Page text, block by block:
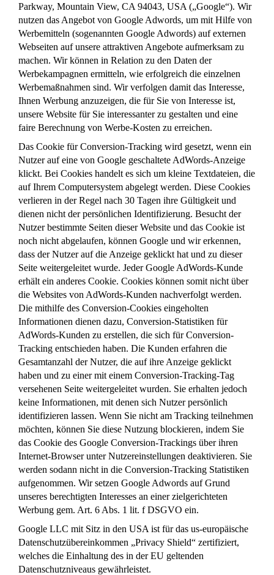
Parkway, Mountain View, CA 94043, USA („Google“). Wir
nutzen das Angebot von Google Adwords, um mit Hilfe von
Werbemitteln (sogenannten Google Adwords) auf externen
Webseiten auf unsere attraktiven Angebote aufmerksam zu
machen. Wir können in Relation zu den Daten der
Werbekampagnen ermitteln, wie erfolgreich die einzelnen
Werbemaßnahmen sind. Wir verfolgen damit das Interesse,
Ihnen Werbung anzuzeigen, die für Sie von Interesse ist,
unsere Website für Sie interessanter zu gestalten und eine
faire Berechnung von Werbe-Kosten zu erreichen.
Das Cookie für Conversion-Tracking wird gesetzt, wenn ein
Nutzer auf eine von Google geschaltete AdWords-Anzeige
klickt. Bei Cookies handelt es sich um kleine Textdateien, die
auf Ihrem Computersystem abgelegt werden. Diese Cookies
verlieren in der Regel nach 30 Tagen ihre Gültigkeit und
dienen nicht der persönlichen Identifizierung. Besucht der
Nutzer bestimmte Seiten dieser Website und das Cookie ist
noch nicht abgelaufen, können Google und wir erkennen,
dass der Nutzer auf die Anzeige geklickt hat und zu dieser
Seite weitergeleitet wurde. Jeder Google AdWords-Kunde
erhält ein anderes Cookie. Cookies können somit nicht über
die Websites von AdWords-Kunden nachverfolgt werden.
Die mithilfe des Conversion-Cookies eingeholten
Informationen dienen dazu, Conversion-Statistiken für
AdWords-Kunden zu erstellen, die sich für Conversion-
Tracking entschieden haben. Die Kunden erfahren die
Gesamtanzahl der Nutzer, die auf ihre Anzeige geklickt
haben und zu einer mit einem Conversion-Tracking-Tag
versehenen Seite weitergeleitet wurden. Sie erhalten jedoch
keine Informationen, mit denen sich Nutzer persönlich
identifizieren lassen. Wenn Sie nicht am Tracking teilnehmen
möchten, können Sie diese Nutzung blockieren, indem Sie
das Cookie des Google Conversion-Trackings über ihren
Internet-Browser unter Nutzereinstellungen deaktivieren. Sie
werden sodann nicht in die Conversion-Tracking Statistiken
aufgenommen. Wir setzen Google Adwords auf Grund
unseres berechtigten Interesses an einer zielgerichteten
Werbung gem. Art. 6 Abs. 1 lit. f DSGVO ein.
Google LLC mit Sitz in den USA ist für das us-europäische
Datenschutzübereinkommen „Privacy Shield“ zertifiziert,
welches die Einhaltung des in der EU geltenden
Datenschutzniveaus gewährleistet.